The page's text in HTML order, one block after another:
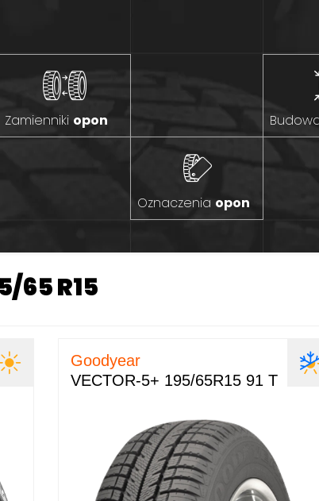
Zamienniki opon
Oznaczenia opon
65 R15
Goodyear
VECTOR-5+ 195/65R15 91 T